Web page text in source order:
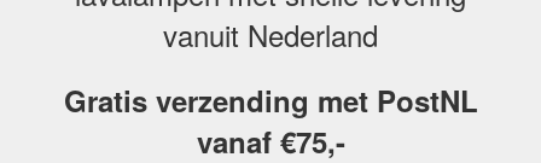
vanuit Nederland
Gratis verzending met PostNL
vanaf €75,-